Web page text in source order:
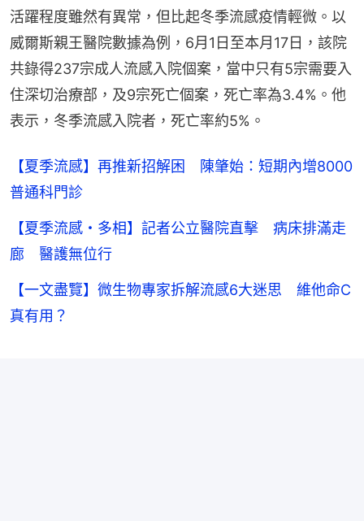
活躍程度雖然有異常，但比起冬季流感疫情輕微。以
威爾斯親王醫院數據為例，6月1日至本月17日，該院
共錄得237宗成人流感入院個案，當中只有5宗需要入
住深切治療部，及9宗死亡個案，死亡率為3.4%。他
表示，冬季流感入院者，死亡率約5%。
【夏季流感】再推新招解困 陳肇始：短期內增8000
普通科門診
【夏季流感・多相】記者公立醫院直擊 病床排滿走
廊 醫護無位行
【一文盡覽】微生物專家拆解流感6大迷思 維他命C
真有用？